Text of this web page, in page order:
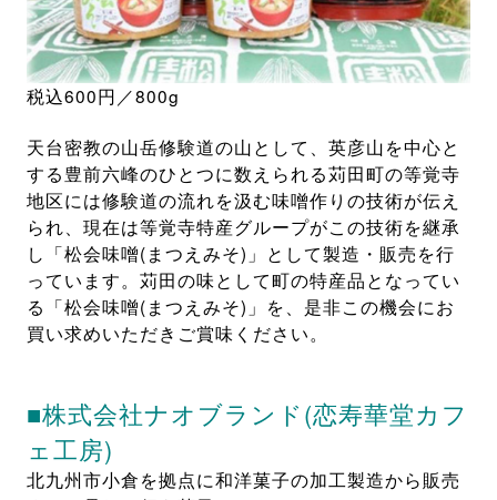
税込600円／800g
天台密教の山岳修験道の山として、英彦山を中心と
する豊前六峰のひとつに数えられる苅田町の等覚寺
地区には修験道の流れを汲む味噌作りの技術が伝え
られ、現在は等覚寺特産グループがこの技術を継承
し「松会味噌(まつえみそ)」として製造・販売を行
っています。苅田の味として町の特産品となってい
る「松会味噌(まつえみそ)」を、是非この機会にお
買い求めいただきご賞味ください。
■株式会社ナオブランド(恋寿華堂カフ
ェ工房)
北九州市小倉を拠点に和洋菓子の加工製造から販売